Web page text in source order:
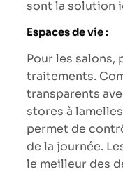
sont la solution
Espaces de vie :
Pour les salons,
traitements.
transparents
stores à
permet de
de la journée.
le meilleur des